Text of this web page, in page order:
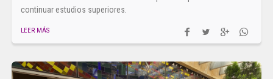
continuar estudios superiores.
LEER MÁS